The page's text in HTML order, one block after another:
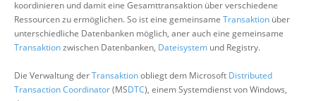
koordinieren und damit eine Gesamttransaktion über verschiedene
Ressourcen zu ermöglichen. So ist eine gemeinsame Transaktion über
unterschiedliche Datenbanken möglich, aner auch eine gemeinsame
Transaktionzwischen Datenbanken, Dateisystem und Registry.
Die Verwaltung derTransaktionobliegt dem Microsoft Distributed
Transaction Coordinator(MSDTC), einem Systemdienst von Windows,